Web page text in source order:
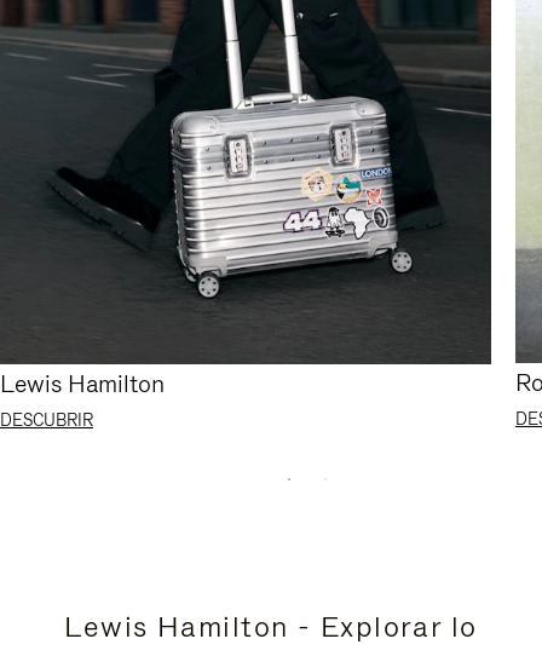
Lewis Hamilton
DESCUBRIR
Lewis Hamilton - Explorar lo